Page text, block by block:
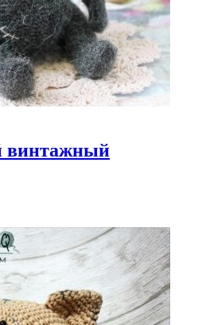
винтажный